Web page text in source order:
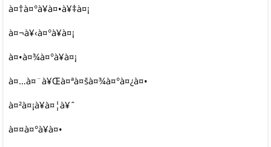
à¤†à¤°à¥à¤•à¥‡à¤¡
à¤¬à¥‹à¤°à¥à¤¡
à¤•à¤¾à¤°à¥à¤¡
à¤…à¤¨à¥Œà¤ªà¤šà¤¾à¤°à¤¿à¤•
à¤²à¤¡à¥à¤¦à¥ˆ
à¤¤à¤°à¥à¤•